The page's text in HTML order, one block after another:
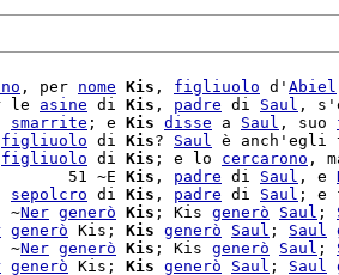
, per nome Kis , figliuolo d' Abiel
le
asine di Kis , padre di Saul ,
smarrite ; e Kis disse a Saul , suo
figliuolo di Kis? Saul è
figliuolo di Kis ; e lo cercarono ,
51 ~E Kis , padre di Saul , e
sepolcro di Kis , padre di Saul ; e
~Ner generò Kis ; Kis generò Saul ;
generò Kis; Kis generò Saul ; Saul
~Ner generò Kis ; Kis generò Saul ;
generò Kis; Kis generò Saul ; Saul